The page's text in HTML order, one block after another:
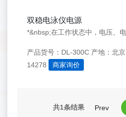
双稳电泳仪电源
产品货号：DL-300C 产地：北京
14278
商家询价
共1条结果 Prev